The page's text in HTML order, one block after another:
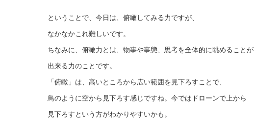
ということで、今日は、俯瞰してみる力ですが、
なかなかこれ難しいです。
ちなみに、俯瞰力とは、物事や事態、思考を全体的に眺めることが
出来る力のことです。
「俯瞰」は、高いところから広い範囲を見下ろすことで、
鳥のように空から見下ろす感じですね。今ではドローンで上から
見下ろすという方がわかりやすいかも。